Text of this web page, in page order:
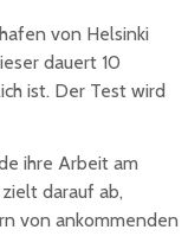
von Helsinki
dauert 10
ist. Der Test wird
ihre Arbeit am
darauf ab,
von ankommenden